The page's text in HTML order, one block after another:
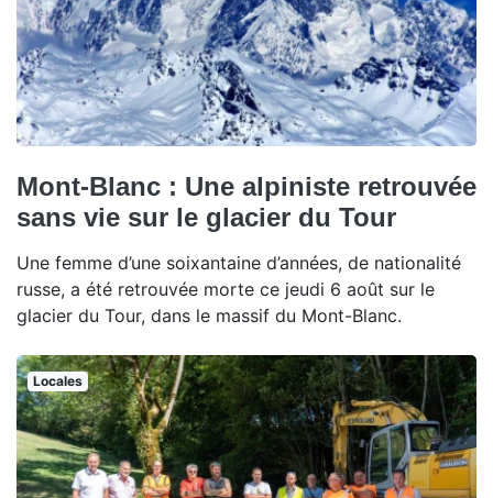
Mont-Blanc : Une alpiniste retrouvée
sans vie sur le glacier du Tour
Une femme d’une soixantaine d’années, de nationalité
russe, a été retrouvée morte ce jeudi 6 août sur le
glacier du Tour, dans le massif du Mont-Blanc.
Locales